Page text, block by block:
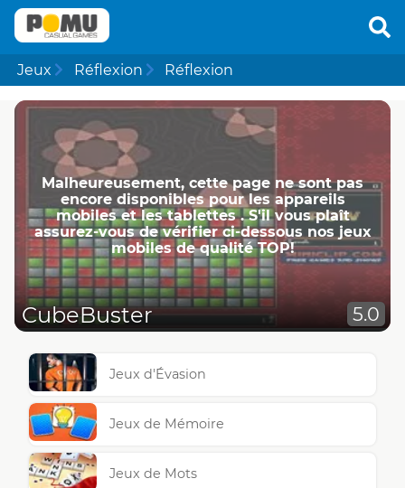
Jeux Réflexion Réflexion
Malheureusement, cette page ne ​​sont pas
encore disponibles pour les appareils
mobiles et les tablettes . S'il vous plaît
assurez-vous de vérifier ci-dessous nos jeux
mobiles de qualité TOP!
CubeBuster 5.0
Jeux d'Évasion
Jeux de Mémoire
Jeux de Mots